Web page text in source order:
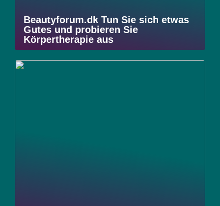
Beautyforum.dk Tun Sie sich etwas
Gutes und probieren Sie
Körpertherapie aus